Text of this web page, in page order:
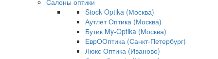
Салоны оптики
Stock Optika (Москва)
Аутлет Оптика (Москва)
Бутик My-Optika (Москва)
ЕврООптика (Санкт-Петербург)
Люкс Оптика (Иваново)